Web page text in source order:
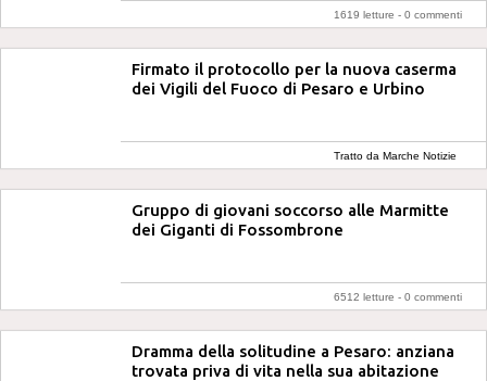
1619 letture - 0 commenti
Firmato il protocollo per la nuova caserma
dei Vigili del Fuoco di Pesaro e Urbino
Tratto da Marche Notizie
Gruppo di giovani soccorso alle Marmitte
dei Giganti di Fossombrone
6512 letture - 0 commenti
Dramma della solitudine a Pesaro: anziana
trovata priva di vita nella sua abitazione